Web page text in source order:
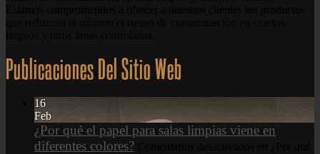
Publicaciones Del Sitio Web
16
Feb
¿Por qué el papel para salas limpias viene en
diferentes colores?